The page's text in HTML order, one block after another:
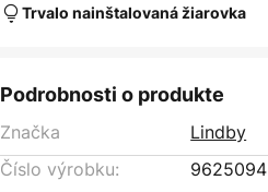
Trvalo nainštalovaná žiarovka
Podrobnosti o produkte
Značka
Lindby
Číslo výrobku:
9625094